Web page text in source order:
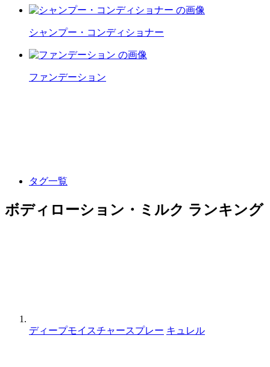
シャンプー・コンディショナー
ファンデーション
タグ一覧
ボディローション・ミルク ランキング
ディープモイスチャースプレー キュレル